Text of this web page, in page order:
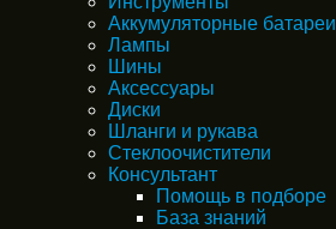
Аккумуляторные батареи
Лампы
Шины
Аксессуары
Диски
Шланги и рукава
Стеклоочистители
Консультант
Помощь в подборе
База знаний